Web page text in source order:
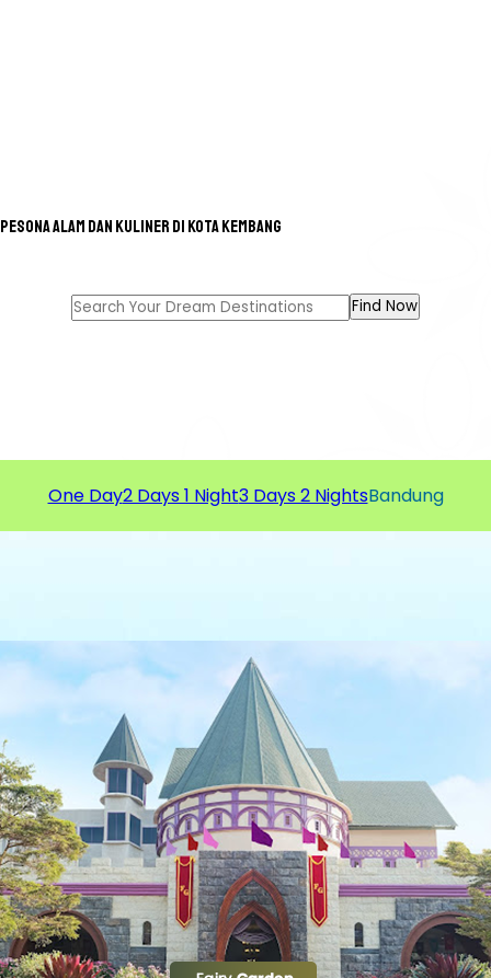
Pesona Alam dan Kuliner di Kota Kembang
One Day2 Days 1 Night3 Days 2 NightsBandung